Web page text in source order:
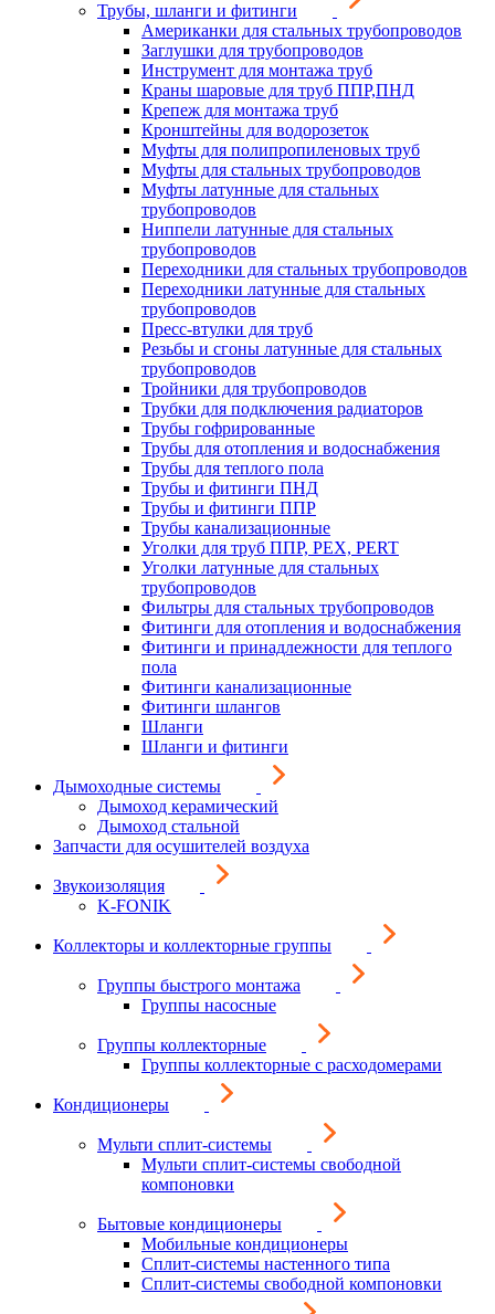
Трубы, шланги и фитинги
Американки для стальных трубопроводов
Заглушки для трубопроводов
Инструмент для монтажа труб
Краны шаровые для труб ППР,ПНД
Крепеж для монтажа труб
Кронштейны для водорозеток
Муфты для полипропиленовых труб
Муфты для стальных трубопроводов
Муфты латунные для стальных
трубопроводов
Ниппели латунные для стальных
трубопроводов
Переходники для стальных трубопроводов
Переходники латунные для стальных
трубопроводов
Пресс-втулки для труб
Резьбы и сгоны латунные для стальных
трубопроводов
Тройники для трубопроводов
Трубки для подключения радиаторов
Трубы гофрированные
Трубы для отопления и водоснабжения
Трубы для теплого пола
Трубы и фитинги ПНД
Трубы и фитинги ППР
Трубы канализационные
Уголки для труб ППР, PEX, PERT
Уголки латунные для стальных
трубопроводов
Фильтры для стальных трубопроводов
Фитинги для отопления и водоснабжения
Фитинги и принадлежности для теплого
пола
Фитинги канализационные
Фитинги шлангов
Шланги
Шланги и фитинги
Дымоходные системы
Дымоход керамический
Дымоход стальной
Запчасти для осушителей воздуха
Звукоизоляция
K-FONIK
Коллекторы и коллекторные группы
Группы быстрого монтажа
Группы насосные
Группы коллекторные
Группы коллекторные с расходомерами
Кондиционеры
Мульти сплит-системы
Мульти сплит-системы свободной
компоновки
Бытовые кондиционеры
Мобильные кондиционеры
Сплит-системы настенного типа
Сплит-системы свободной компоновки